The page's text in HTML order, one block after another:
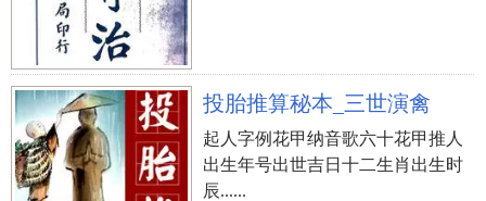
投胎推算秘本_三世演禽
起人字例花甲纳音歌六十花甲推人
出生年号出世吉日十二生肖出生时
辰......